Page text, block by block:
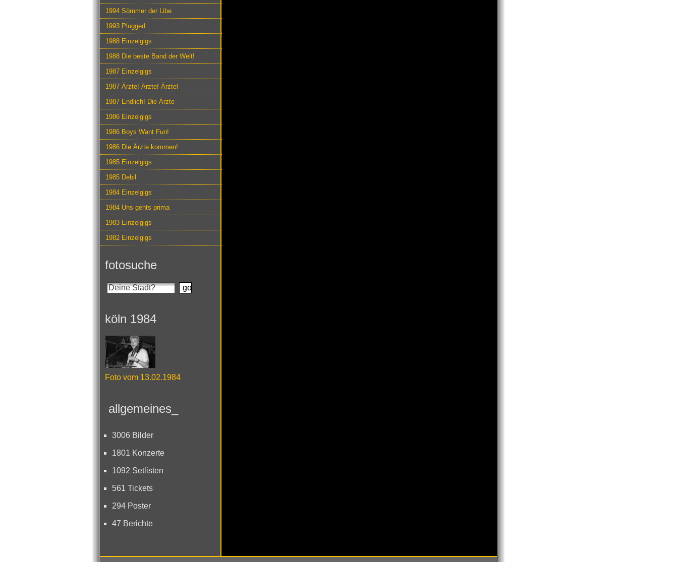
1994 Sömmer der Libe
1993 Plugged
1988 Einzelgigs
1988 Die beste Band der Welt!
1987 Einzelgigs
1987 Ärzte! Ärzte! Ärzte!
1987 Endlich! Die Ärzte
1986 Einzelgigs
1986 Boys Want Fun!
1986 Die Ärzte kommen!
1985 Einzelgigs
1985 Debil
1984 Einzelgigs
1984 Uns gehts prima
1983 Einzelgigs
1982 Einzelgigs
fotosuche
köln 1984
Foto vom 13.02.1984
allgemeines_
3006 Bilder
1801 Konzerte
1092 Setlisten
561 Tickets
294 Poster
47 Berichte